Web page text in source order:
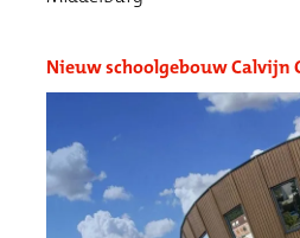
Nieuw schoolgebouw Calvijn